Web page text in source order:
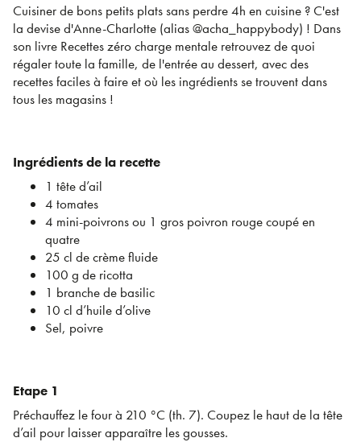
Cuisiner de bons petits plats sans perdre 4h en cuisine ? C'est
la devise d'Anne-Charlotte (alias @acha_happybody) ! Dans
son livre Recettes zéro charge mentale retrouvez de quoi
régaler toute la famille, de l'entrée au dessert, avec des
recettes faciles à faire et où les ingrédients se trouvent dans
tous les magasins !
Ingrédients de la recette
1 tête d’ail
4 tomates
4 mini-poivrons ou 1 gros poivron rouge coupé en
quatre
25 cl de crème fluide
100 g de ricotta
1 branche de basilic
10 cl d’huile d’olive
Sel, poivre
Etape 1
Préchauffez le four à 210 °C (th. 7). Coupez le haut de la tête
d’ail pour laisser apparaître les gousses.